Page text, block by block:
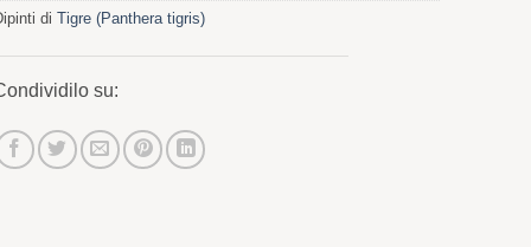
diTigre (Panthera tigris)
su: